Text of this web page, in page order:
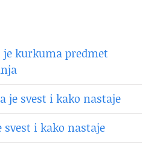
je kurkuma predmet
je svest i kako nastaje
svest i kako nastaje